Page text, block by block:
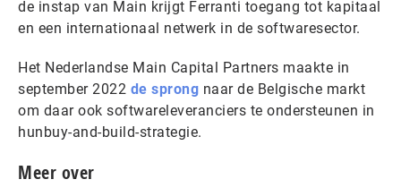
de instap van Main krijgt Ferranti toegang tot kapitaal
en een internationaal netwerk in de softwaresector.
Het Nederlandse Main Capital Partners maakte in
september 2022 de sprong naar de Belgische markt
om daar ook softwareleveranciers te ondersteunen in
hunbuy-and-build-strategie.
Meer over